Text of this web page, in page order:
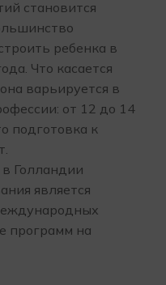
становится
ребенка в
Что касается
варьируется в
от 12 до 14
подготовка к
Голландии
является
программ на